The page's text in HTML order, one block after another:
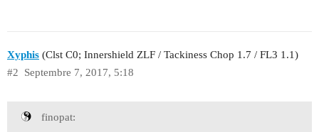
Xyphis (Clst C0; Innershield ZLF / Tackiness Chop 1.7 / FL3 1.1)
Septembre 7, 2017, 5:18
#2
finopat: